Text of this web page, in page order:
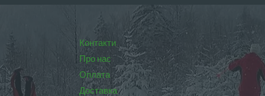
Контакти
Про нас
Оплата
Доставка